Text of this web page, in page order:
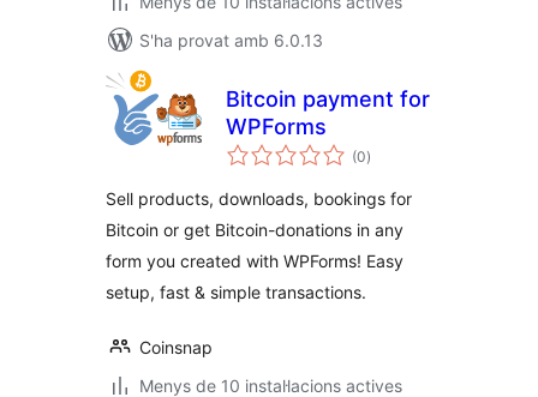
S'ha provat amb 6.0.13
Bitcoin payment for
WPForms
(0puntuacions
totals
)
Sell products, downloads, bookings for
Bitcoin or get Bitcoin-donations in any
form you created with WPForms! Easy
setup, fast & simple transactions.
Coinsnap
Menys de 10 instal·lacions actives